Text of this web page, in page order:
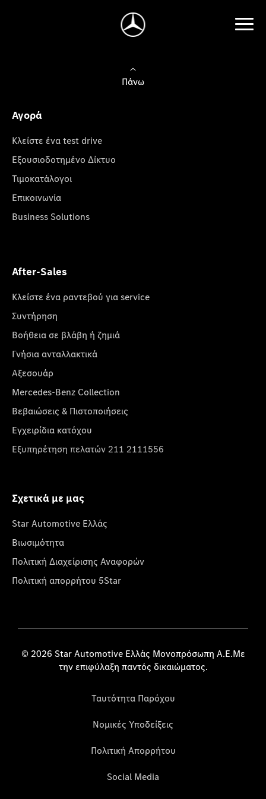
Πάνω
Αγορά
Κλείστε ένα test drive
Εξουσιοδοτημένο Δίκτυο
Τιμοκατάλογοι
Επικοινωνία
Business Solutions
After-Sales
Κλείστε ένα ραντεβού για service
Συντήρηση
Βοήθεια σε βλάβη ή ζημιά
Γνήσια ανταλλακτικά
Αξεσουάρ
Mercedes-Benz Collection
Βεβαιώσεις & Πιστοποιήσεις
Εγχειρίδια κατόχου
Εξυπηρέτηση πελατών 211 2111556
Σχετικά με μας
Star Automotive Ελλάς
Βιωσιμότητα
Πολιτική Διαχείρισης Αναφορών
Πολιτική απορρήτου 5Star
© 2026 Star Automotive Ελλάς Μονοπρόσωπη Α.Ε.Με
την επιφύλαξη παντός δικαιώματος.
Ταυτότητα Παρόχου
Νομικές Υποδείξεις
Πολιτική Απορρήτου
Social Media